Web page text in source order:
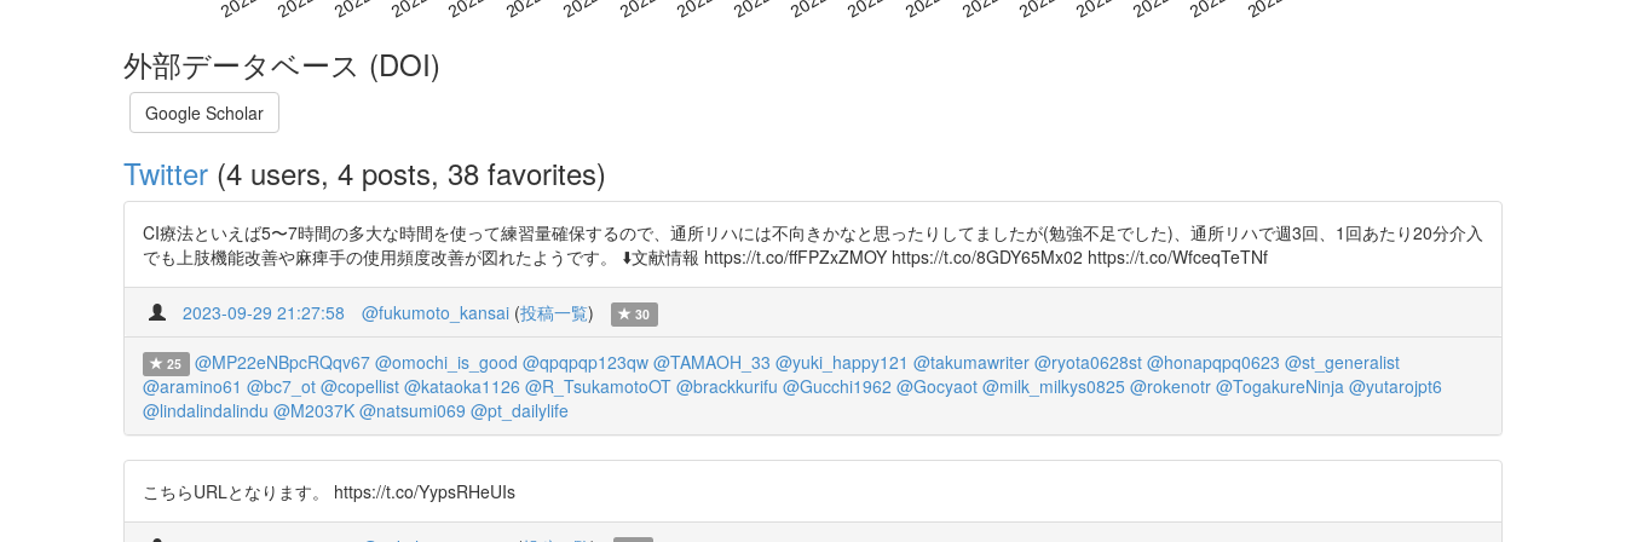
外部データベース (DOI)
Google Scholar
Twitter (4 users, 4 posts, 38 favorites)
CI療法といえば5〜7時間の多大な時間を使って練習量確保するので、通所リハには不向きかなと思ったりしてましたが(勉強不足でした)、通所リハで週3回、1回あたり20分介入
でも上肢機能改善や麻痺手の使用頻度改善が図れたようです。 ⬇️文献情報 https://t.co/ffFPZxZMOY https://t.co/8GDY65Mx02 https://t.co/WfceqTeTNf
2023-09-29 21:27:58 @fukumoto_kansai (投稿一覧) 30
25 @MP22eNBpcRQqv67 @omochi_is_good @qpqpqp123qw @TAMAOH_33 @yuki_happy121 @takumawriter @ryota0628st @honapqpq0623 @st_generalist
@aramino61 @bc7_ot @copellist @kataoka1126 @R_TsukamotoOT @brackkurifu @Gucchi1962 @Gocyaot @milk_milkys0825 @rokenotr @TogakureNinja @yutarojpt6
@lindalindalindu @M2037K @natsumi069 @pt_dailylife
こちらURLとなります。 https://t.co/YypsRHeUIs